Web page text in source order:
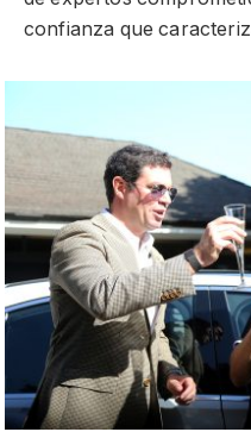
confianza que